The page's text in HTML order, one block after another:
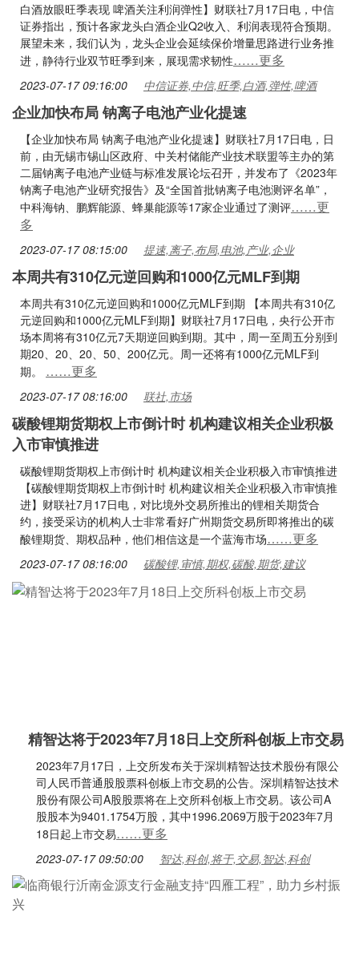
白酒放眼旺季表现 啤酒关注利润弹性】财联社7月17日电，中信
证券指出，预计各家龙头白酒企业Q2收入、利润表现符合预期。
展望未来，我们认为，龙头企业会延续保价增量思路进行业务推
进，静待行业双节旺季到来，展现需求韧性……更多
2023-07-17 09:16:00 中信证券,中信,旺季,白酒,弹性,啤酒
企业加快布局 钠离子电池产业化提速
【企业加快布局 钠离子电池产业化提速】财联社7月17日电，日
前，由无锡市锡山区政府、中关村储能产业技术联盟等主办的第
二届钠离子电池产业链与标准发展论坛召开，并发布了《2023年
钠离子电池产业研究报告》及“全国首批钠离子电池测评名单”，
中科海钠、鹏辉能源、蜂巢能源等17家企业通过了测评……更
多
2023-07-17 08:15:00 提速,离子,布局,电池,产业,企业
本周共有310亿元逆回购和1000亿元MLF到期
本周共有310亿元逆回购和1000亿元MLF到期 【本周共有310亿
元逆回购和1000亿元MLF到期】财联社7月17日电，央行公开市
场本周将有310亿元7天期逆回购到期。其中，周一至周五分别到
期20、20、20、50、200亿元。周一还将有1000亿元MLF到
期。 ……更多
2023-07-17 08:16:00 联社,市场
碳酸锂期货期权上市倒计时 机构建议相关企业积极
入市审慎推进
碳酸锂期货期权上市倒计时 机构建议相关企业积极入市审慎推进
【碳酸锂期货期权上市倒计时 机构建议相关企业积极入市审慎推
进】财联社7月17日电，对比境外交易所推出的锂相关期货合
约，接受采访的机构人士非常看好广州期货交易所即将推出的碳
酸锂期货、期权品种，他们相信这是一个蓝海市场……更多
2023-07-17 08:16:00 碳酸锂,审慎,期权,碳酸,期货,建议
精智达将于2023年7月18日上交所科创板上市交易
2023年7月17日，上交所发布关于深圳精智达技术股份有限公
司人民币普通股股票科创板上市交易的公告。深圳精智达技术
股份有限公司A股股票将在上交所科创板上市交易。该公司A
股股本为9401.1754万股，其中1996.2069万股于2023年7月
18日起上市交易……更多
2023-07-17 09:50:00 智达,科创,将于,交易,智达,科创